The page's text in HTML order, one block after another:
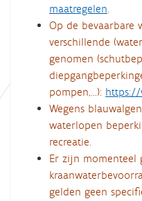
maatregelen.
Op de bevaarbare
verschillende
genomen
pompen,...): https://
Wegens
waterlopen
recreatie.
Er zijn momenteel
gelden geen